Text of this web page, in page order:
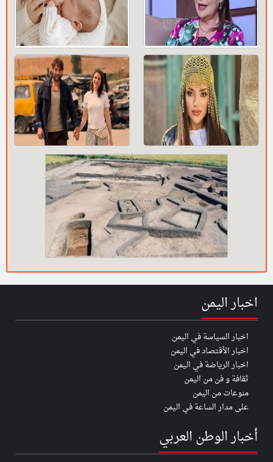
اخبار اليمن
اخبار السياسة في اليمن
اخبار الأقتصاد في اليمن
اخبار الرياضة في اليمن
ثقافة و فن من اليمن
منوعات من اليمن
على مدار الساعة في اليمن
أخبار الوطن العربي